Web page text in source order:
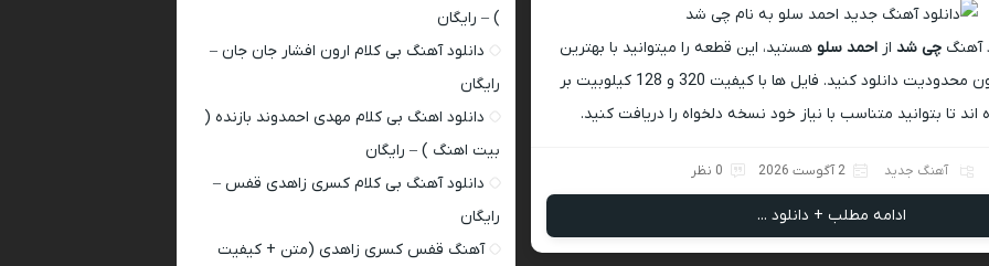
آهنگچی شد ازاحمد سلو هستید، این قطعه را میتوانید با بهترین
کیفیت MP3 و بدون محدودیت دانلود کنید. فایل ها با کیفیت 320 و 128 کیلوبیت بر
اند تا بتوانید متناسب با نیاز خود نسخه دلخواه را دریافت کنید.
آهنگ جدید 2 آگوست 2026 0 نظر
ادامه مطلب + دانلود ...
) – رایگان
دانلود آهنگ بی کلام ارون افشار جان جان –
رایگان
دانلود اهنگ بی کلام مهدی احمدوند بازنده (
بیت اهنگ ) – رایگان
دانلود آهنگ بی کلام کسری زاهدی قفس –
رایگان
آهنگ قفس کسری زاهدی (متن + کیفیت